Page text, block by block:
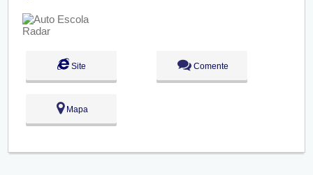
Seg:
Ter:
09:00 - 18:00
Qua:
09:00 - 18:00
Dom:
Fechado
Site Comente
Mapa